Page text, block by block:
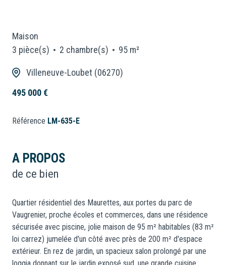
Maison
3 pièce(s)
2 chambre(s) 95 m²
Villeneuve-Loubet (06270)
495 000 €
Référence LM-635-E
A PROPOS
de ce bien
Quartier résidentiel des Maurettes, aux portes du parc de
Vaugrenier, proche écoles et commerces, dans une résidence
sécurisée avec piscine, jolie maison de 95 m² habitables (83 m²
loi carrez) jumelée d'un côté avec près de 200 m² d'espace
extérieur. En rez de jardin, un spacieux salon prolongé par une